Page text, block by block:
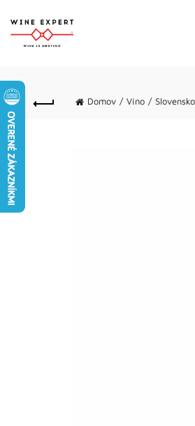
Domov Víno Slovensko